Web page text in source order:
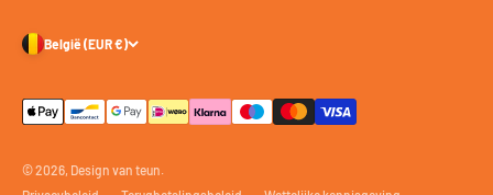
België (EUR €)
© 2026, Design van teun.